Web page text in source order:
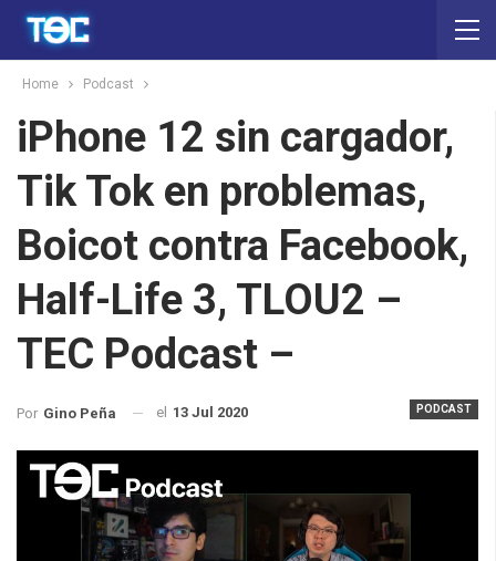
Home Podcast
iPhone 12 sin cargador,
Tik Tok en problemas,
Boicot contra Facebook,
Half-Life 3, TLOU2 –
TEC Podcast –
PODCAST
Por Gino Peña el 13 Jul 2020